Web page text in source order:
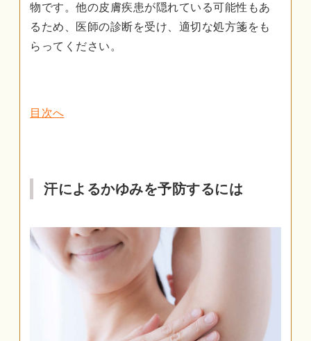
物です。他の皮膚疾患が隠れている可能性もあ
るため、医師の診断を受け、適切な処方箋をも
らってください。
目次へ
汗によるかゆみを予防するには